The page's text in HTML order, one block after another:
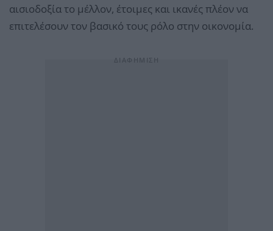
αισιοδοξία το μέλλον, έτοιμες και ικανές πλέον να
επιτελέσουν τον βασικό τους ρόλο στην οικονομία.